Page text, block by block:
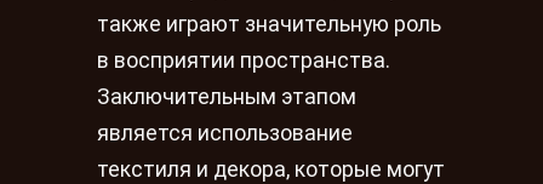
также играют значительную роль
в восприятии пространства.
Заключительным этапом
является использование
текстиля и декора, которые могут